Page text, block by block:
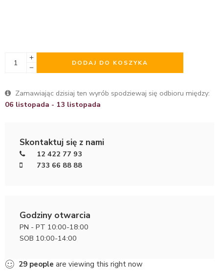
DODAJ DO KOSZYKA
Zamawiając dzisiaj ten wyrób spodziewaj się odbioru między:
06 listopada - 13 listopada
Skontaktuj się z nami
12 422 77 93
733 66 88 88
Godziny otwarcia
PN - PT 10:00-18:00
SOB 10:00-14:00
29 people are viewing this right now